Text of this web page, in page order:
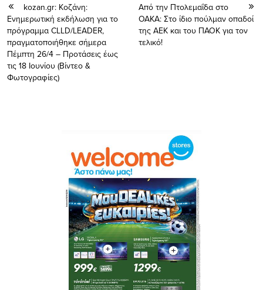
kozan.gr: Koζάνη:
Ενημερωτική εκδήλωση για το
πρόγραμμα CLLD/LEADER,
πραγματοποιήθηκε σήμερα
Πέμπτη 26/4 – Προτάσεις έως
τις 18 Ιουνίου (Βίντεο &
Φωτογραφίες)
Από την Πτολεμαΐδα στο
ΟΑΚΑ: Στο ίδιο πούλμαν οπαδοί
της ΑΕΚ και του ΠΑΟΚ για τον
τελικό!